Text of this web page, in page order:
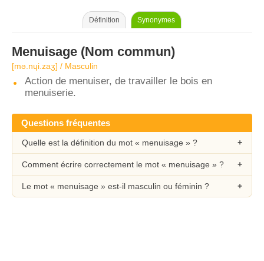
Définition Synonymes
Menuisage (Nom commun)
[mə.nɥi.zaʒ] / Masculin
Action de menuiser, de travailler le bois en
menuiserie.
Questions fréquentes
Quelle est la définition du mot « menuisage » ?
Comment écrire correctement le mot « menuisage » ?
Le mot « menuisage » est-il masculin ou féminin ?